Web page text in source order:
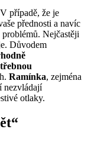
případě, že je
přednosti a navíc
Nejčastěji
Důvodem
Ramínka, zejména
nezvládají
otlaky.